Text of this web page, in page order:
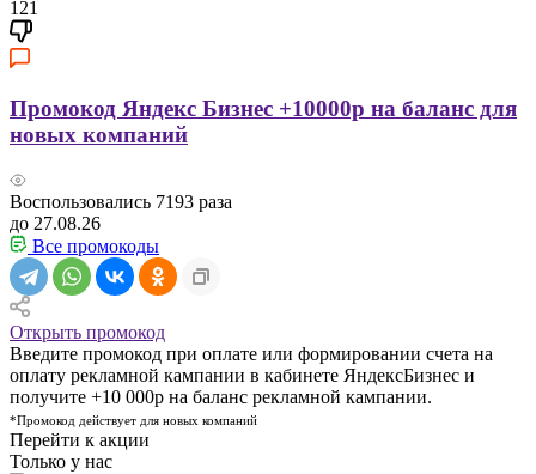
121
Промокод Яндекс Бизнес +10000р на баланс для
новых компаний
Воспользовались 7193 раза
до 27.08.26
Все промокоды
Открыть промокод
Введите промокод при оплате или формировании счета на
оплату рекламной кампании в кабинете ЯндексБизнес и
получите +10 000р на баланс рекламной кампании.
*Промокод действует для новых компаний
Перейти к акции
Только у нас